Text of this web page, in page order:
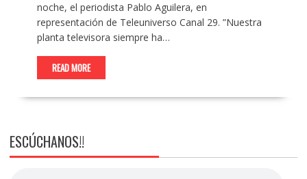
noche, el periodista Pablo Aguilera, en
representación de Teleuniverso Canal 29. ”Nuestra
planta televisora siempre ha…
READ MORE
ESCÚCHANOS!!